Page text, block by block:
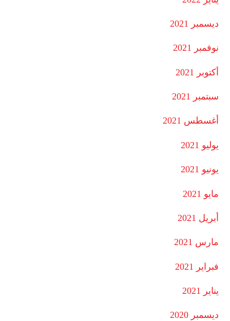
ديسمبر 2021
نوفمبر 2021
أكتوبر 2021
سبتمبر 2021
أغسطس 2021
يوليو 2021
يونيو 2021
مايو 2021
أبريل 2021
مارس 2021
فبراير 2021
يناير 2021
ديسمبر 2020